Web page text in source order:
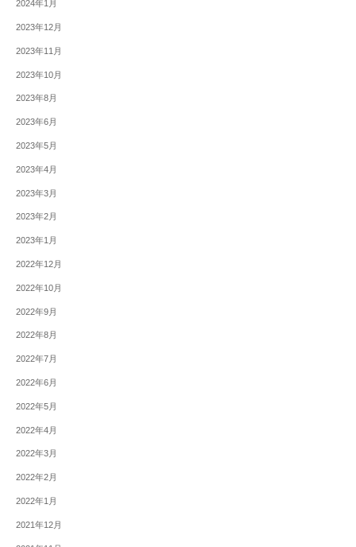
2024年1月
2023年12月
2023年11月
2023年10月
2023年8月
2023年6月
2023年5月
2023年4月
2023年3月
2023年2月
2023年1月
2022年12月
2022年10月
2022年9月
2022年8月
2022年7月
2022年6月
2022年5月
2022年4月
2022年3月
2022年2月
2022年1月
2021年12月